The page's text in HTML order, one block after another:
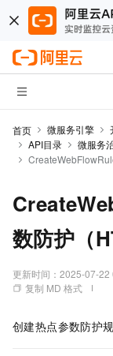
首页 微服务引擎
API目录
微服务
数防护（
更新时间： 2025-07-22
复制 MD 格式
创建热点参数防护